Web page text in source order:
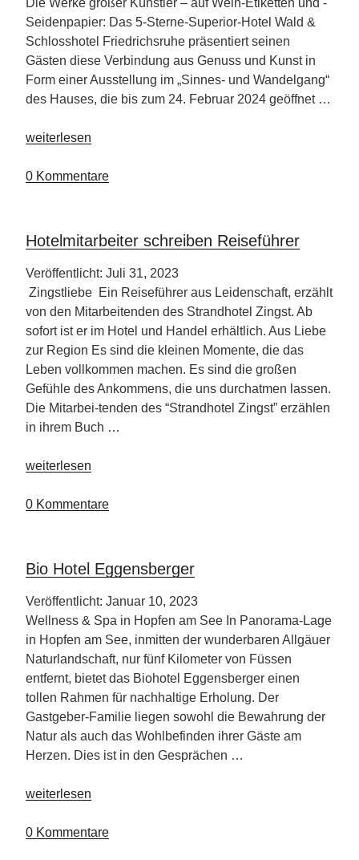
Die Werke großer Künstler – auf Wein-Etiketten und -
Seidenpapier: Das 5-Sterne-Superior-Hotel Wald &
Schlosshotel Friedrichsruhe präsentiert seinen
Gästen diese Verbindung aus Genuss und Kunst in
Form einer Ausstellung im „Sinnes- und Wandelgang“
des Hauses, die bis zum 24. Februar 2024 geöffnet …
„Wald
Schlosshotel
weiterlesen
0 Kommentare
Hotelmitarbeiter schreiben Reiseführer
Veröffentlicht: Juli 31, 2023
Zingstliebe Ein Reiseführer aus Leidenschaft, erzählt
von den Mitarbeitenden des Strandhotel Zingst. Ab
sofort ist er im Hotel und Handel erhältlich. Aus Liebe
zur Region Es sind die kleinen Momente, die das
Leben vollkommen machen. Es sind die großen
Gefühle des Ankommens, die uns durchatmen lassen.
Die Mitarbei-tenden des “Strandhotel Zingst” erzählen
in ihrem Buch …
„Hotelmitarbeiter
Reiseführer“
weiterlesen
0 Kommentare
Bio Hotel Eggensberger
Veröffentlicht: Januar 10, 2023
Wellness & Spa in Hopfen am See In Panorama-Lage
in Hopfen am See, inmitten der wunderbaren Allgäuer
Naturlandschaft, nur fünf Kilometer von Füssen
entfernt, bietet das Biohotel Eggensberger einen
tollen Rahmen für nachhaltige Erholung. Der
Gastgeber-Familie liegen sowohl die Bewahrung der
Natur als auch das Wohlbefinden ihrer Gäste am
Herzen. Dies ist in den Gesprächen …
„Bio
Eggensberger“
weiterlesen
0 Kommentare